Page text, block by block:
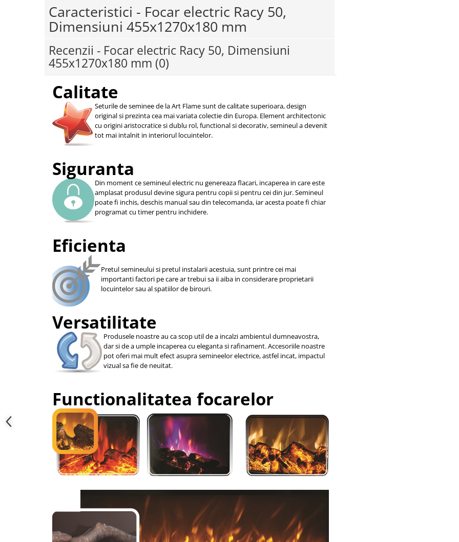
Produse uz casnic
Seminee electrice
Caracteristici - Focar electric Racy 50,
Dimensiuni 455x1270x180 mm
Recenzii - Focar electric Racy 50, Dimensiuni
455x1270x180 mm (0)
Calitate
Seturile de seminee de la Art Flame sunt de calitate superioara, design
original si prezinta cea mai variata colectie din Europa. Element architectonic
cu origini aristocratice si dublu rol, functional si decorativ, semineul a devenit
tot mai intalnit in interiorul locuintelor.
Siguranta
Din moment ce semineul electric nu genereaza flacari, incaperea in care este
amplasat produsul devine sigura pentru copii si pentru cei din jur. Semineul
poate fi inchis, deschis manual sau din telecomanda, iar acesta poate fi chiar
programat cu timer pentru inchidere.
Eficienta
Pretul semineului si pretul instalarii acestuia, sunt printre cei mai
importanti factori pe care ar trebui sa ii aiba in considerare proprietarii
locuintelor sau al spatiilor de birouri.
Versatilitate
Produsele noastre au ca scop util de a incalzi ambientul dumneavostra,
dar si de a umple incaperea cu eleganta si rafinament. Accesoriile noastre
pot oferi mai mult efect asupra semineelor electrice, astfel incat, impactul
vizual sa fie de neuitat.
Functionalitatea focarelor